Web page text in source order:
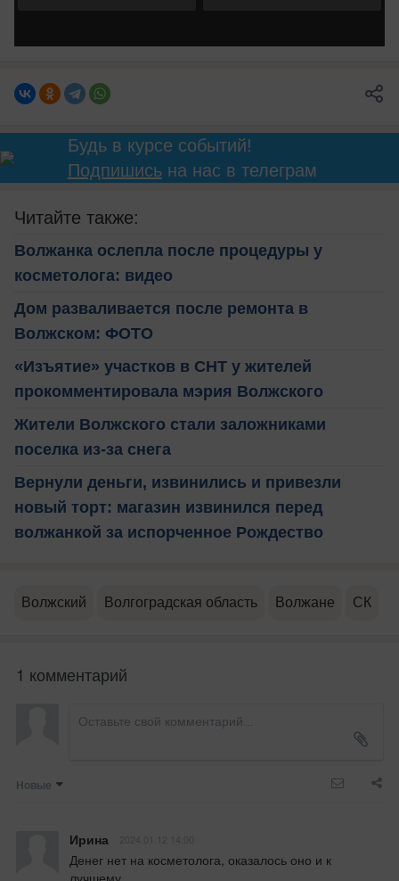
Будь в курсе событий!
Подпишисьна нас в телеграм
Читайте также:
Волжанка ослепла после процедуры у
косметолога: видео
Дом разваливается после ремонта в
Волжском: ФОТО
«Изъятие» участков в СНТ у жителей
прокомментировала мэрия Волжского
Жители Волжского стали заложниками
поселка из-за снега
Вернули деньги, извинились и привезли
новый торт: магазин извинился перед
волжанкой за испорченное Рождество
Волжский Волгоградская область Волжане СК
1 комментарий
Новые
Ирина
Денег нет на косметолога, оказалось оно и к
лучшему